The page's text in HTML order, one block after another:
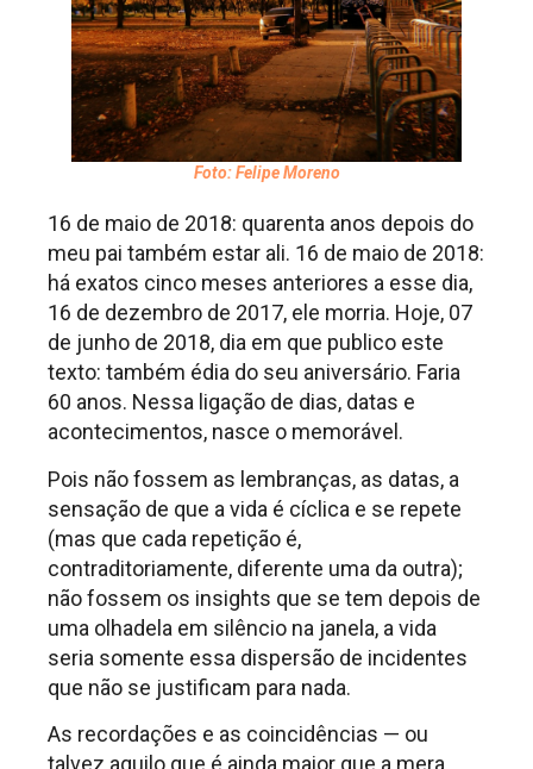
Foto: Felipe Moreno
16 de maio de 2018: quarenta anos depois do
meu pai também estar ali. 16 de maio de 2018:
há exatos cinco meses anteriores a esse dia,
16 de dezembro de 2017, ele morria. Hoje, 07
de junho de 2018, dia em que publico este
texto: também édia do seu aniversário. Faria
60 anos. Nessa ligação de dias, datas e
acontecimentos, nasce o memorável.
Pois não fossem as lembranças, as datas, a
sensação de que a vida é cíclica e se repete
(mas que cada repetição é,
contraditoriamente, diferente uma da outra);
não fossem os insights que se tem depois de
uma olhadela em silêncio na janela, a vida
seria somente essa dispersão de incidentes
que não se justificam para nada.
As recordações e as coincidências — ou
talvez aquilo que é ainda maior que a mera